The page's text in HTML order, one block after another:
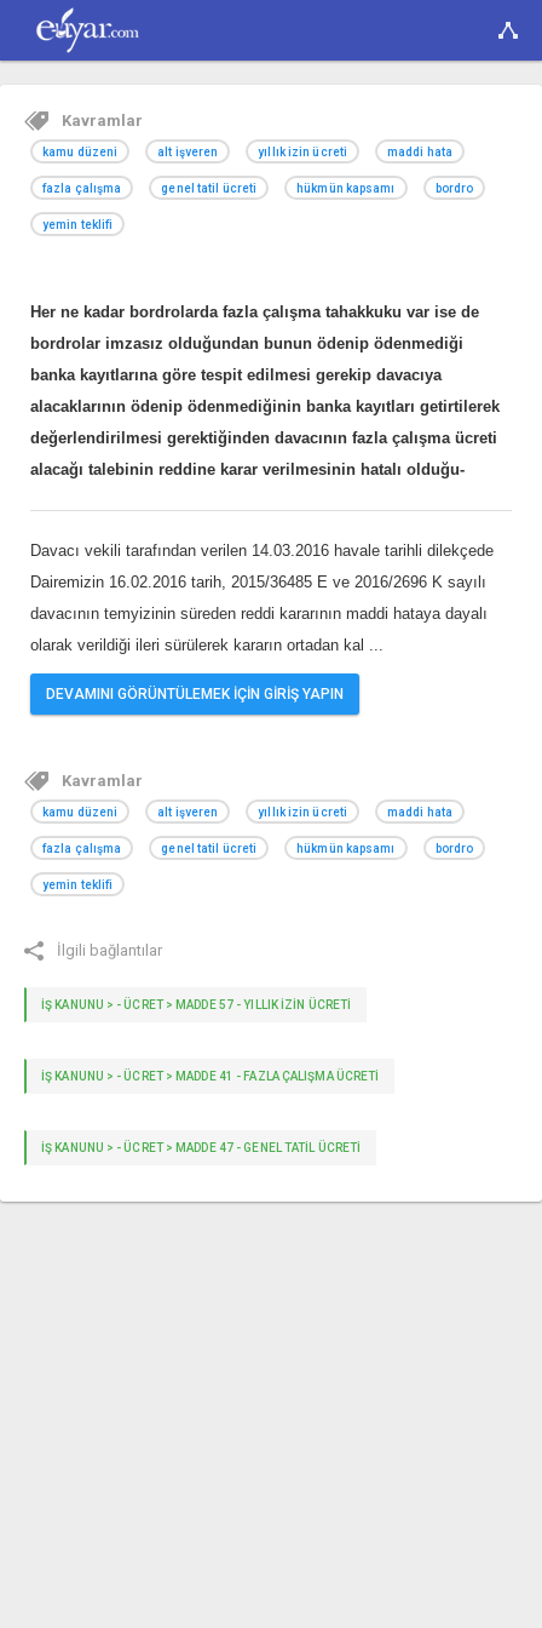
Kavramlar
kamu düzeni alt işveren yıllık izin ücreti maddi hata
fazla çalışma genel tatil ücreti hükmün kapsamı bordro
yemin teklifi
Her ne kadar bordrolarda fazla çalışma tahakkuku var ise de
bordrolar imzasız olduğundan bunun ödenip ödenmediği
banka kayıtlarına göre tespit edilmesi gerekip davacıya
alacaklarının ödenip ödenmediğinin banka kayıtları getirtilerek
değerlendirilmesi gerektiğinden davacının fazla çalışma ücreti
alacağı talebinin reddine karar verilmesinin hatalı olduğu-
Davacı vekili tarafından verilen 14.03.2016 havale tarihli dilekçede
Dairemizin 16.02.2016 tarih, 2015/36485 E ve 2016/2696 K sayılı
davacının temyizinin süreden reddi kararının maddi hataya dayalı
olarak verildiği ileri sürülerek kararın ortadan kal ...
DEVAMINI GÖRÜNTÜLEMEK İÇİN GİRİŞ YAPIN
Kavramlar
kamu düzeni alt işveren yıllık izin ücreti maddi hata
fazla çalışma genel tatil ücreti hükmün kapsamı bordro
yemin teklifi
İlgili bağlantılar
İŞ KANUNU > - ÜCRET > MADDE 57 - YILLIK IZIN ÜCRETI
İŞ KANUNU > - ÜCRET > MADDE 41 - FAZLA ÇALIŞMA ÜCRETI
İŞ KANUNU > - ÜCRET > MADDE 47 - GENEL TATIL ÜCRETI